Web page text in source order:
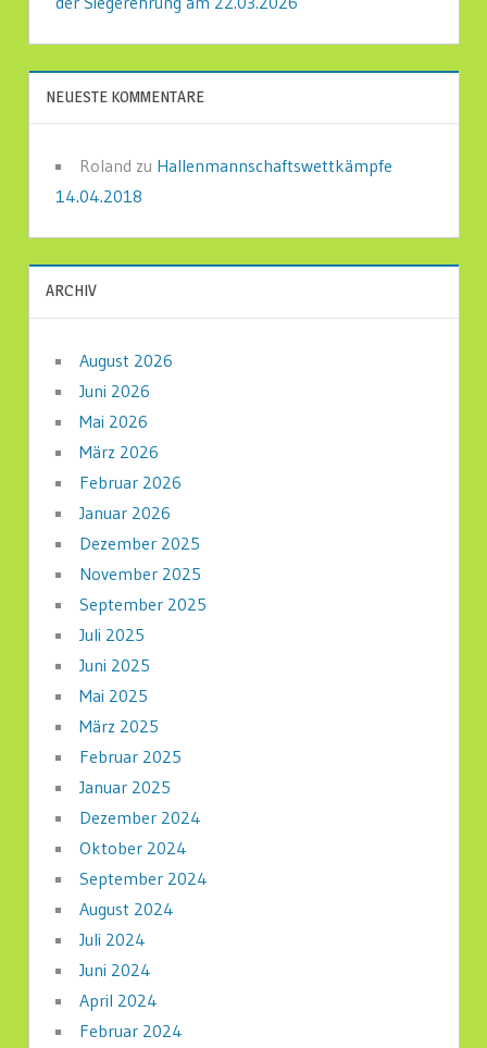
NEUESTE KOMMENTARE
Roland zu Hallenmannschaftswettkämpfe
14.04.2018
ARCHIV
August 2026
Juni 2026
Mai 2026
März 2026
Februar 2026
Januar 2026
Dezember 2025
November 2025
September 2025
Juli 2025
Juni 2025
Mai 2025
März 2025
Februar 2025
Januar 2025
Dezember 2024
Oktober 2024
September 2024
August 2024
Juli 2024
Juni 2024
April 2024
Februar 2024